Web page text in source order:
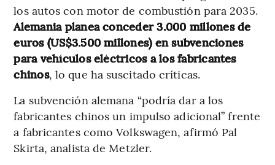
los autos con motor de combustión para 2035.
Alemania planea conceder 3.000 millones de
euros (US$3.500 millones) en subvenciones
para vehículos eléctricos a los fabricantes
chinos, lo que ha suscitado críticas.
La subvención alemana “podría dar a los
fabricantes chinos un impulso adicional” frente
a fabricantes como Volkswagen, afirmó Pal
Skirta, analista de Metzler.